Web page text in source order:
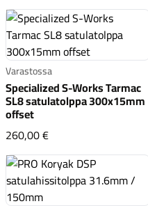
Komponentit
Varastossa
Specialized S-Works Tarmac
SL8 satulatolppa 300x15mm
offset
260,00 €Specialized S-